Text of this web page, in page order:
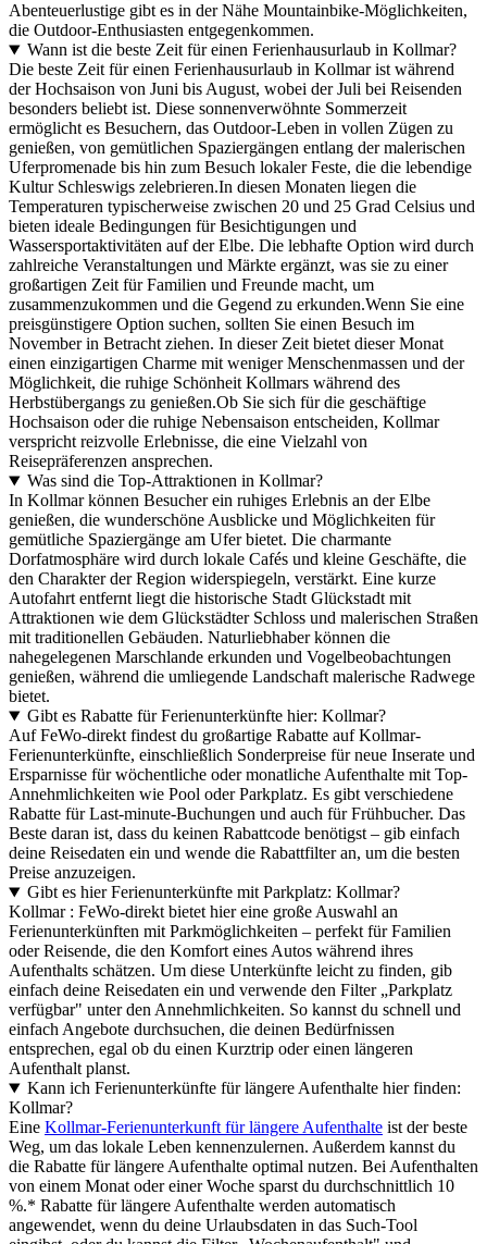
Abenteuerlustige gibt es in der Nähe Mountainbike-Möglichkeiten,
die Outdoor-Enthusiasten entgegenkommen.
Wann ist die beste Zeit für einen Ferienhausurlaub in Kollmar?
Die beste Zeit für einen Ferienhausurlaub in Kollmar ist während
der Hochsaison von Juni bis August, wobei der Juli bei Reisenden
besonders beliebt ist. Diese sonnenverwöhnte Sommerzeit
ermöglicht es Besuchern, das Outdoor-Leben in vollen Zügen zu
genießen, von gemütlichen Spaziergängen entlang der malerischen
Uferpromenade bis hin zum Besuch lokaler Feste, die die lebendige
Kultur Schleswigs zelebrieren.In diesen Monaten liegen die
Temperaturen typischerweise zwischen 20 und 25 Grad Celsius und
bieten ideale Bedingungen für Besichtigungen und
Wassersportaktivitäten auf der Elbe. Die lebhafte Option wird durch
zahlreiche Veranstaltungen und Märkte ergänzt, was sie zu einer
großartigen Zeit für Familien und Freunde macht, um
zusammenzukommen und die Gegend zu erkunden.Wenn Sie eine
preisgünstigere Option suchen, sollten Sie einen Besuch im
November in Betracht ziehen. In dieser Zeit bietet dieser Monat
einen einzigartigen Charme mit weniger Menschenmassen und der
Möglichkeit, die ruhige Schönheit Kollmars während des
Herbstübergangs zu genießen.Ob Sie sich für die geschäftige
Hochsaison oder die ruhige Nebensaison entscheiden, Kollmar
verspricht reizvolle Erlebnisse, die eine Vielzahl von
Reisepräferenzen ansprechen.
Was sind die Top-Attraktionen in Kollmar?
In Kollmar können Besucher ein ruhiges Erlebnis an der Elbe
genießen, die wunderschöne Ausblicke und Möglichkeiten für
gemütliche Spaziergänge am Ufer bietet. Die charmante
Dorfatmosphäre wird durch lokale Cafés und kleine Geschäfte, die
den Charakter der Region widerspiegeln, verstärkt. Eine kurze
Autofahrt entfernt liegt die historische Stadt Glückstadt mit
Attraktionen wie dem Glückstädter Schloss und malerischen Straßen
mit traditionellen Gebäuden. Naturliebhaber können die
nahegelegenen Marschlande erkunden und Vogelbeobachtungen
genießen, während die umliegende Landschaft malerische Radwege
bietet.
Gibt es Rabatte für Ferienunterkünfte hier: Kollmar?
Auf FeWo-direkt findest du großartige Rabatte auf Kollmar-
Ferienunterkünfte, einschließlich Sonderpreise für neue Inserate und
Ersparnisse für wöchentliche oder monatliche Aufenthalte mit Top-
Annehmlichkeiten wie Pool oder Parkplatz. Es gibt verschiedene
Rabatte für Last-minute-Buchungen und auch für Frühbucher. Das
Beste daran ist, dass du keinen Rabattcode benötigst – gib einfach
deine Reisedaten ein und wende die Rabattfilter an, um die besten
Preise anzuzeigen.
Gibt es hier Ferienunterkünfte mit Parkplatz: Kollmar?
Kollmar : FeWo-direkt bietet hier eine große Auswahl an
Ferienunterkünften mit Parkmöglichkeiten – perfekt für Familien
oder Reisende, die den Komfort eines Autos während ihres
Aufenthalts schätzen. Um diese Unterkünfte leicht zu finden, gib
einfach deine Reisedaten ein und verwende den Filter „Parkplatz
verfügbar" unter den Annehmlichkeiten. So kannst du schnell und
einfach Angebote durchsuchen, die deinen Bedürfnissen
entsprechen, egal ob du einen Kurztrip oder einen längeren
Aufenthalt planst.
Kann ich Ferienunterkünfte für längere Aufenthalte hier finden:
Kollmar?
Eine Kollmar-Ferienunterkunft für längere Aufenthalte ist der beste
Weg, um das lokale Leben kennenzulernen. Außerdem kannst du
die Rabatte für längere Aufenthalte optimal nutzen. Bei Aufenthalten
von einem Monat oder einer Woche sparst du durchschnittlich 10
%.* Rabatte für längere Aufenthalte werden automatisch
angewendet, wenn du deine Urlaubsdaten in das Such-Tool